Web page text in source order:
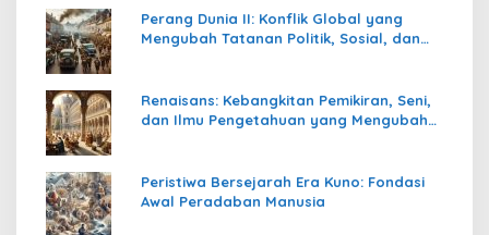
Perang Dunia II: Konflik Global yang
Mengubah Tatanan Politik, Sosial, dan
Renaisans: Kebangkitan Pemikiran, Seni,
dan Ilmu Pengetahuan yang Mengubah
Peristiwa Bersejarah Era Kuno: Fondasi
Awal Peradaban Manusia